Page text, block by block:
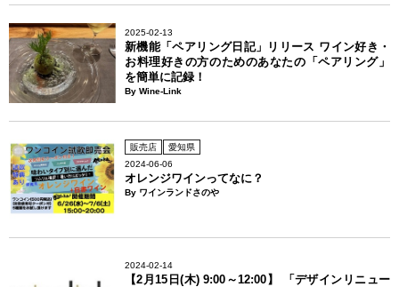
2025-02-13
新機能「ペアリング日記」リリース ワイン好き・
お料理好きの方のためのあなたの「ペアリング」
を簡単に記録！
By Wine-Link
販売店
愛知県
2024-06-06
オレンジワインってなに？
By ワインランドさのや
2024-02-14
【2月15日(木) 9:00～12:00】 「デザインリニュー